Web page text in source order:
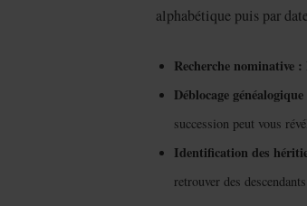
alphabétique puis par
Recherche nominative :
Déblocage
succession peut vous
Identification des
retrouver des descendants.